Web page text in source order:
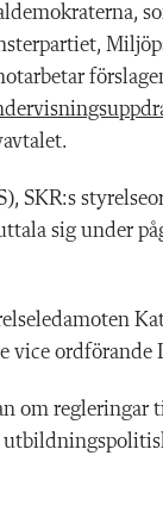
SKR:s
sig under
vice ordförande
om regleringar